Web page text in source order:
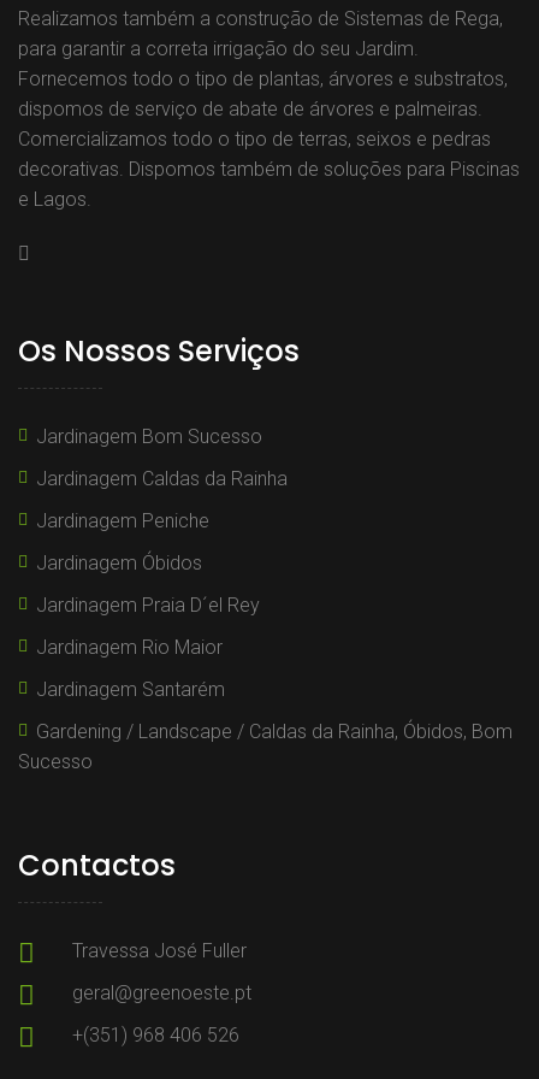
Realizamos também a construção de Sistemas de Rega,
para garantir a correta irrigação do seu Jardim.
Fornecemos todo o tipo de plantas, árvores e substratos,
dispomos de serviço de abate de árvores e palmeiras.
Comercializamos todo o tipo de terras, seixos e pedras
decorativas. Dispomos também de soluções para Piscinas
e Lagos.
Os Nossos Serviços
Jardinagem Bom Sucesso
Jardinagem Caldas da Rainha
Jardinagem Peniche
Jardinagem Óbidos
Jardinagem Praia D´el Rey
Jardinagem Rio Maior
Jardinagem Santarém
Gardening / Landscape / Caldas da Rainha, Óbidos, Bom
Sucesso
Contactos
Travessa José Fuller
geral@greenoeste.pt
+(351) 968 406 526